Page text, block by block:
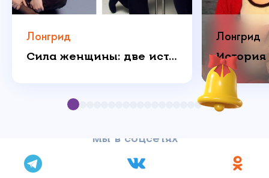
Лонгрид
Сила женщины: две истории о любви, которая побеждает
Лонгрид
Мы в соцсетях